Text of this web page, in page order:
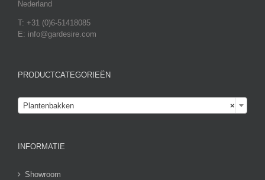
Nederland
T: +31 (0)6-51418085
E: info@gardesire.com
PRODUCTCATEGORIEËN
×
Plantenbakken
INFORMATIE
Showroom